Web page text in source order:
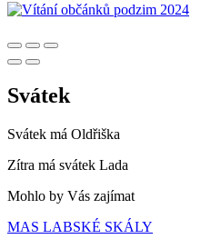
Svátek
Svátek má Oldřiška
Zítra má svátek Lada
Mohlo by Vás zajímat
MAS LABSKÉ SKÁLY